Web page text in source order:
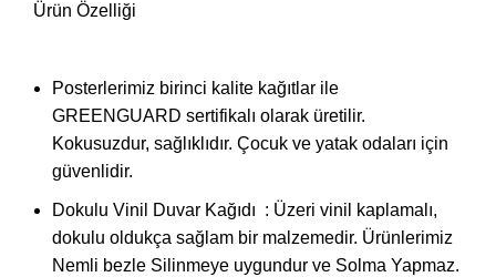
Ürün Özelliği
Posterlerimiz birinci kalite kağıtlar ile
GREENGUARD sertifikalı olarak üretilir.
Kokusuzdur, sağlıklıdır. Çocuk ve yatak odaları için
güvenlidir.
Dokulu Vinil Duvar Kağıdı : Üzeri vinil kaplamalı,
dokulu oldukça sağlam bir malzemedir. Ürünlerimiz
Nemli bezle Silinmeye uygundur ve Solma Yapmaz.